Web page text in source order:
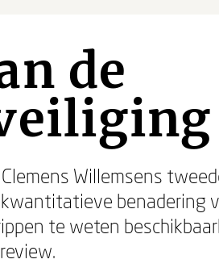
de
Willemsens
benadering
te weten